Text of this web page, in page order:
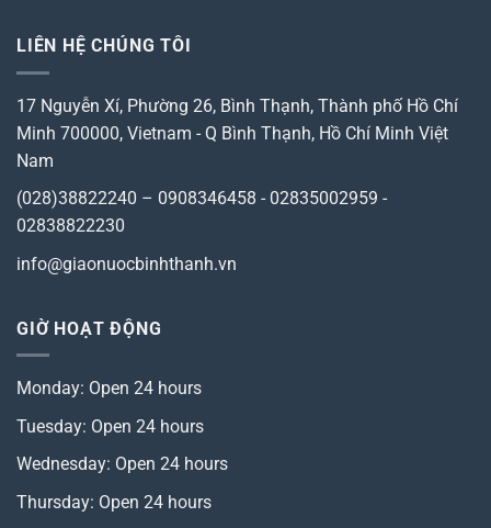
LIÊN HỆ CHÚNG TÔI
17 Nguyễn Xí, Phường 26, Bình Thạnh, Thành phố Hồ Chí
Minh 700000, Vietnam - Q Bình Thạnh, Hồ Chí Minh Việt
Nam
(028)38822240 – 0908346458 - 02835002959 -
02838822230
info@giaonuocbinhthanh.vn
GIỜ HOẠT ĐỘNG
Monday: Open 24 hours
Tuesday: Open 24 hours
Wednesday: Open 24 hours
Thursday: Open 24 hours